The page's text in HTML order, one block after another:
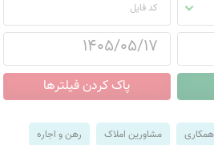
مشاورین املاک رهن و اجاره